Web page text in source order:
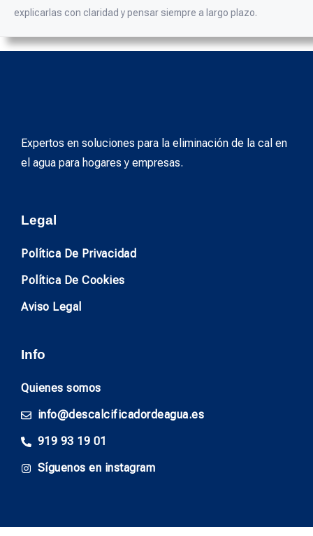
explicarlas con claridad y pensar siempre a largo plazo.
Expertos en soluciones para la eliminación de la cal en
el agua para hogares y empresas.
Legal
Política De Privacidad
Política De Cookies
Aviso Legal
Info
Quienes somos
info@descalcificadordeagua.es
919 93 19 01
Síguenos en instagram